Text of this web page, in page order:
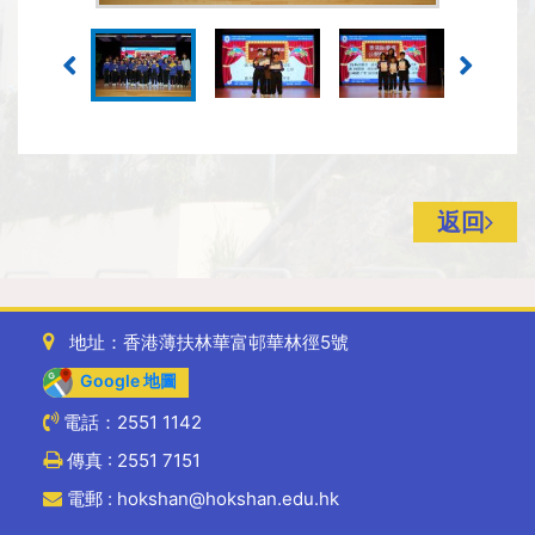
返回
地址：香港薄扶林華富邨華林徑5號
Google 地圖
電話：2551 1142
傳真 : 2551 7151
電郵 : hokshan@hokshan.edu.hk